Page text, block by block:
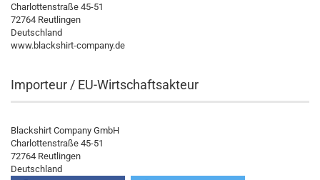
Charlottenstraße 45-51
72764 Reutlingen
Deutschland
www.blackshirt-company.de
Importeur / EU-Wirtschaftsakteur
Blackshirt Company GmbH
Charlottenstraße 45-51
72764 Reutlingen
Deutschland